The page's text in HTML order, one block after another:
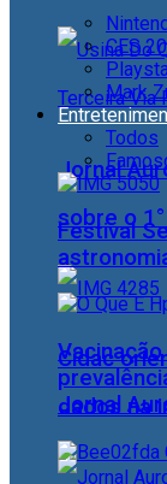
Jornal
sobre o
Cidac
dados na
CES
Mark
Todos
Festival
Jornal